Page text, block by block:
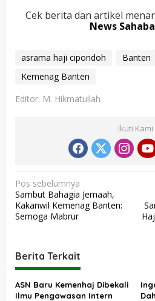
Cek berita dan artikel
News
asrama haji cipondoh Banten
Kemenag Banten
Editor: M. Hikmatullah
Ikuti Kami
N
a
v
g
a
s
Pos sebelumnya
Sambut Bahagia Jemaah,
Kakanwil Kemenag Banten:
Semoga Mabrur
Berita Terkait
ASN Baru Kemenhaj Dibekali
Ilmu Pengawasan Intern